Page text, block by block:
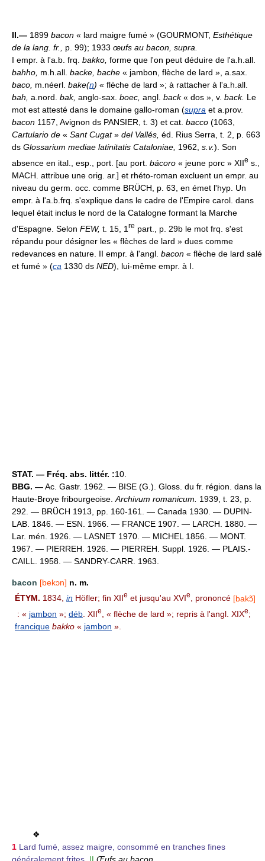
II.— 1899 bacon « lard maigre fumé » (GOURMONT, Esthétique
de la lang. fr., p. 99); 1933 œufs au bacon, supra.
I empr. à l'a.b. frq. bakko, forme que l'on peut déduire de l'a.h.all.
bahho, m.h.all. backe, bache « jambon, flèche de lard », a.sax.
baco, m.néerl. bake(n) « flèche de lard »; à rattacher à l'a.h.all.
bah, a.nord. bak, anglo-sax. boec, angl. back« dos », v. back. Le
mot est attesté dans le domaine gallo-roman (supra et a.prov.
bacon 1157, Avignon ds PANSIER, t. 3) et cat. bacco (1063,
Cartulario de « Sant Cugat» del Vallés, éd. Rius Serra, t. 2, p. 663
ds Glossarium mediae latinitatis Cataloniae, 1962, s.v.). Son
absence en ital., esp., port. [au port. bácoro « jeune porc » XIIe s.,
MACH. attribue une orig. ar.] et rhéto-roman excluent un empr. au
niveau du germ. occ. comme BRÜCH, p. 63, en émet l'hyp. Un
empr. à l'a.b.frq. s'explique dans le cadre de l'Empire carol. dans
lequel était inclus le nord de la Catalogne formant la Marche
d'Espagne. Selon FEW, t. 15, 1 re part., p. 29b le mot frq. s'est
répandu pour désigner les « flèches de lard » dues comme
redevances en nature. II empr. à l'angl. bacon « flèche de lard salé
et fumé » (ca 1330 ds NED), lui-même empr. à I.
STAT. — Fréq. abs. littér. :10.
BBG. —Ac. Gastr. 1962. — BISE (G.). Gloss. du fr. région. dans la
Haute-Broye fribourgeoise. Archivum romanicum.
1939, t. 23, p.
292. — BRÜCH 1913, pp. 160-161. — Canada 1930. — DUPIN-
LAB. 1846. — ESN. 1966. — FRANCE 1907. — LARCH. 1880. —
Lar. mén. 1926. — LASNET 1970. — MICHEL 1856. — MONT.
1967. — PIERREH. 1926. — PIERREH. Suppl. 1926. — PLAIS.-
CAILL. 1958. — SANDRY-CARR. 1963.
bacon [bekɔn] n. m.
ÉTYM. 1834, in Höfler; fin XIIe et jusqu'au XVIe, prononcé [bakɔ̃]
: « jambon »; déb . XIIe , « flèche de lard »; repris à l'angl. XIXe;
francique bakko « jambon ».
❖
1 Lard fumé, assez maigre, consommé en tranches fines